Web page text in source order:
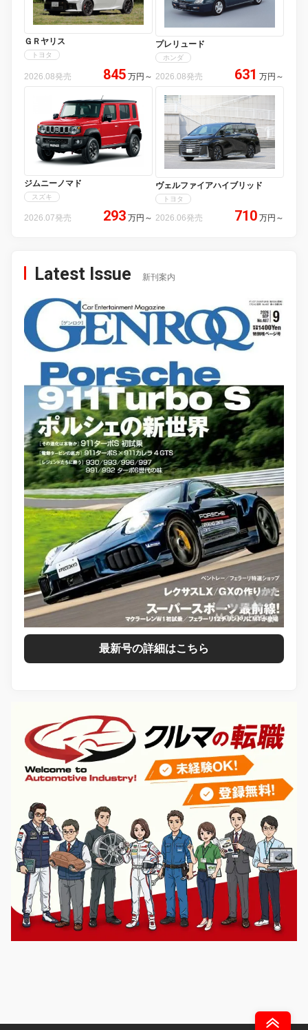
ＧＲヤリス
トヨタ
2026.08発売 845 万円 ～
プレリュード
ホンダ
2026.08発売 631 万円 ～
ジムニーノマド
スズキ
2026.07発売 293 万円 ～
ヴェルファイアハイブリッド
トヨタ
2026.06発売 710 万円 ～
Latest Issue 新刊案内
最新号の詳細はこちら